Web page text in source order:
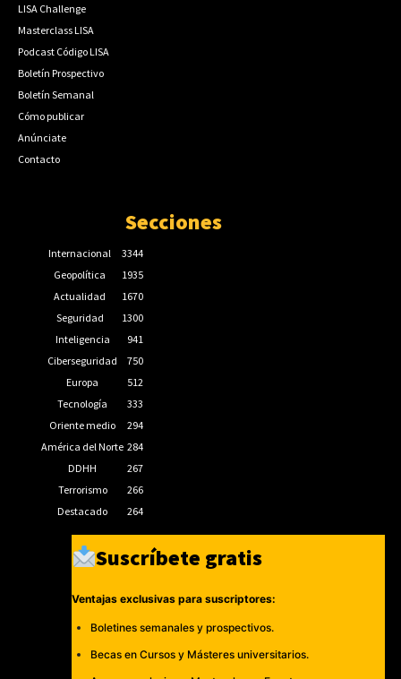
LISA Challenge
Masterclass LISA
Podcast Código LISA
Boletín Prospectivo
Boletín Semanal
Cómo publicar
Anúnciate
Contacto
Secciones
Internacional
3344
Geopolítica
1935
Actualidad
1670
Seguridad
1300
Inteligencia
941
Ciberseguridad
750
Europa
512
Tecnología
333
Oriente medio
294
América del Norte 284
DDHH
267
Terrorismo
266
Destacado
264
Suscríbete gratis
Ventajas exclusivas para suscriptores:
Boletines semanales y prospectivos.
Becas en Cursos y Másteres universitarios.